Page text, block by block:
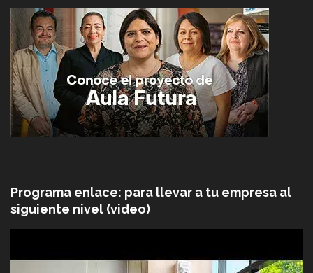
Programa enlace: para llevar a tu empresa al
siguiente nivel (video)